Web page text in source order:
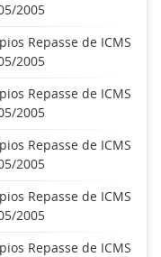
2005
Repasse de ICMS
2005
Repasse de ICMS
2005
Repasse de ICMS
2005
Repasse de ICMS
2005
Repasse de ICMS